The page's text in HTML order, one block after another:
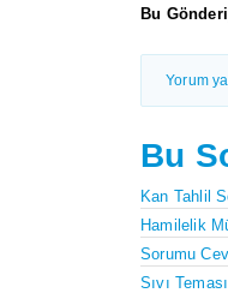
Bu
Yorum
Bu
Kan Tahlil
Hamilelik
Sorumu
Sıvı